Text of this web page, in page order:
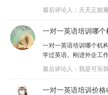
最后评论人：天天正能
一对一英语培训哪
一对一英语培训哪个机
学过英语。刚进外企工
最后评论人：我是可乐
一对一英语培训价